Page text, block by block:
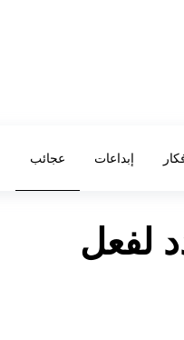
إبداعات عجائب
لفعل